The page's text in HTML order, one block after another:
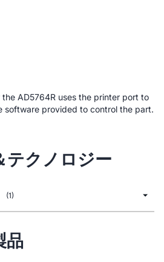
AD5764R uses the printer port to
software provided to control the part.
テクノロジー
(1)
品